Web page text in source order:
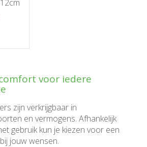
voor iedere
zijn verkrijgbaar in
en vermogens. Afhankelijk
gebruik kun je kiezen voor een
jouw wensen.